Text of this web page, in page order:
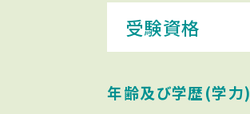
受験資格
年齢及び学歴(学力)